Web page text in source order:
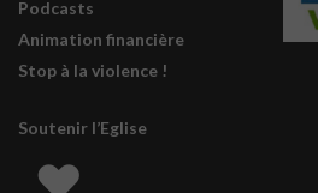
Podcasts
Animation financière
Stop à la violence !
Soutenir l’Eglise